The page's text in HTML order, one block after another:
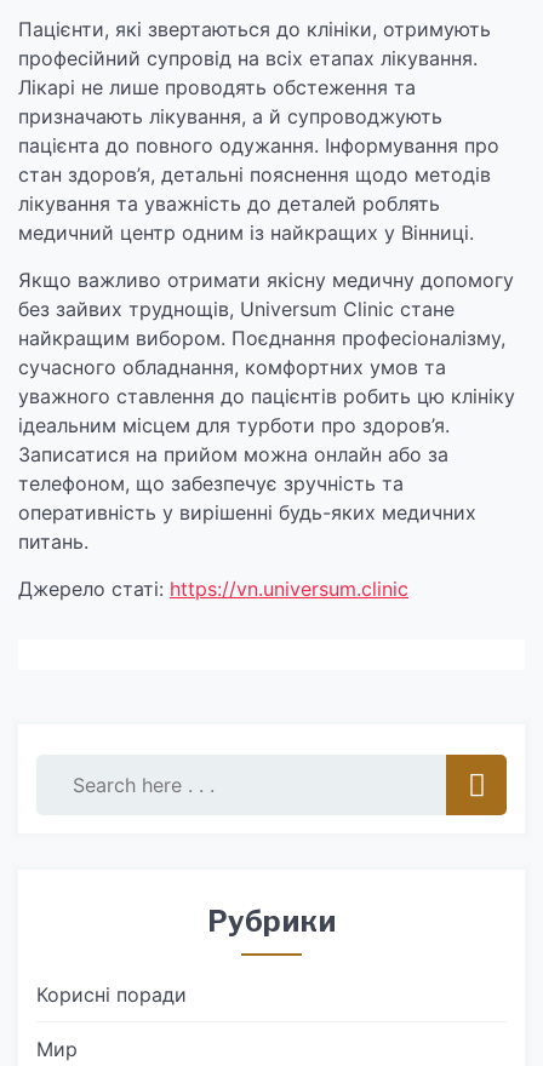
Пацієнти, які звертаються до клініки, отримують
професійний супровід на всіх етапах лікування.
Лікарі не лише проводять обстеження та
призначають лікування, а й супроводжують
пацієнта до повного одужання. Інформування про
стан здоров’я, детальні пояснення щодо методів
лікування та уважність до деталей роблять
медичний центр одним із найкращих у Вінниці.
Якщо важливо отримати якісну медичну допомогу
без зайвих труднощів, Universum Clinic стане
найкращим вибором. Поєднання професіоналізму,
сучасного обладнання, комфортних умов та
уважного ставлення до пацієнтів робить цю клініку
ідеальним місцем для турботи про здоров’я.
Записатися на прийом можна онлайн або за
телефоном, що забезпечує зручність та
оперативність у вирішенні будь-яких медичних
питань.
Джерело статі: https://vn.universum.clinic
Рубрики
Корисні поради
Мир